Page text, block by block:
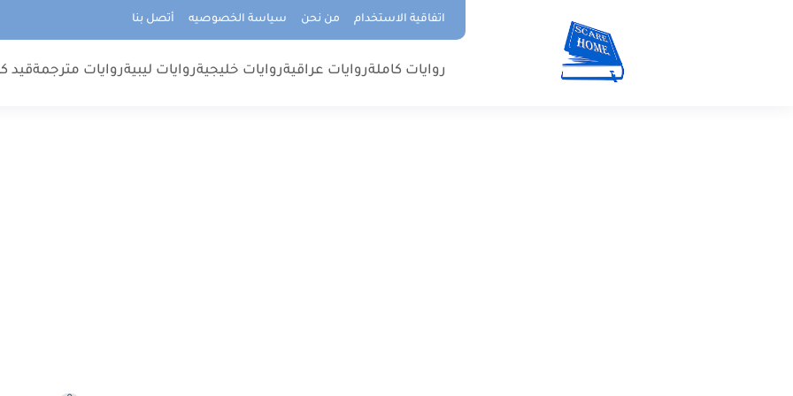
اتفاقية الاستخدام من نحن سياسة الخصوصيه أتصل بنا
روايات كاملةروايات عراقيةروايات خليجيةروايات ليبيةروايات مترجمةقيد